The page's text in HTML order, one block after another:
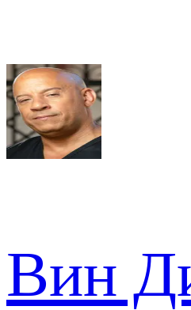
Вин